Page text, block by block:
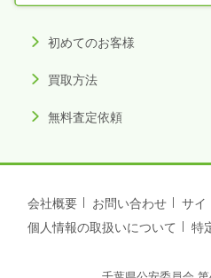
初めてのお客様
買取方法
無料査定依頼
会社概要 お問い合わせ
サイ
個人情報の取扱いについて
特